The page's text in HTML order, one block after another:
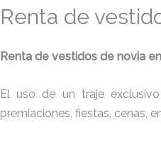
Renta de
Renta de vestidos de novia
El uso de un traje
premiaciones, fiestas, cenas,